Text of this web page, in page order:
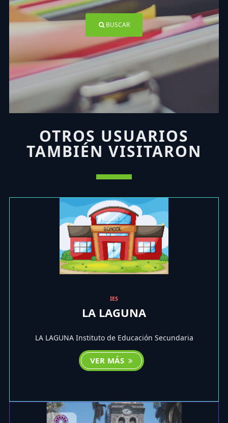
BUSCAR
OTROS USUARIOS
TAMBIÉN VISITARON
IES
LA LAGUNA
LA LAGUNA Instituto de Educación Secundaria
VER MÁS